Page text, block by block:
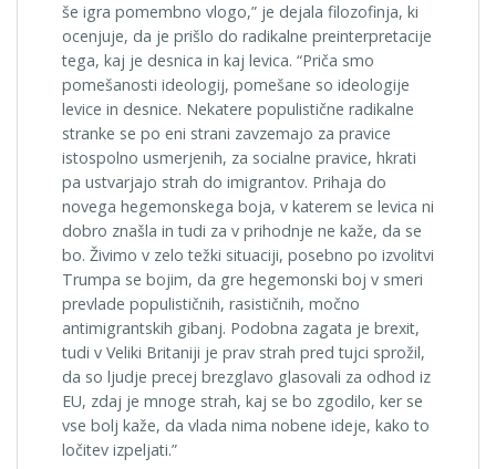
še igra pomembno vlogo,” je dejala filozofinja, ki
ocenjuje, da je prišlo do radikalne preinterpretacije
tega, kaj je desnica in kaj levica. “Priča smo
pomešanosti ideologij, pomešane so ideologije
levice in desnice. Nekatere populistične radikalne
stranke se po eni strani zavzemajo za pravice
istospolno usmerjenih, za socialne pravice, hkrati
pa ustvarjajo strah do imigrantov. Prihaja do
novega hegemonskega boja, v katerem se levica ni
dobro znašla in tudi za v prihodnje ne kaže, da se
bo. Živimo v zelo težki situaciji, posebno po izvolitvi
Trumpa se bojim, da gre hegemonski boj v smeri
prevlade populističnih, rasističnih, močno
antimigrantskih gibanj. Podobna zagata je brexit,
tudi v Veliki Britaniji je prav strah pred tujci sprožil,
da so ljudje precej brezglavo glasovali za odhod iz
EU, zdaj je mnoge strah, kaj se bo zgodilo, ker se
vse bolj kaže, da vlada nima nobene ideje, kako to
ločitev izpeljati.”